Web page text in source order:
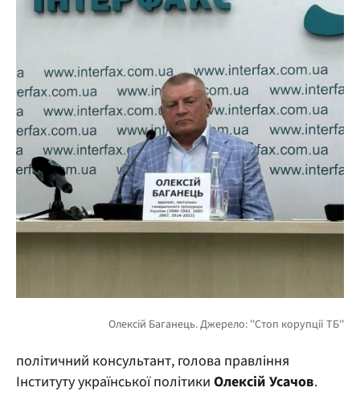
політичний консультант, голова правління
Інституту української політики Олексій Усачов.